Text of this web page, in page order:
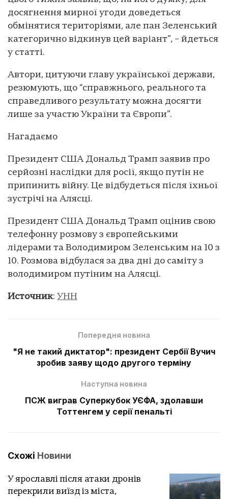
досягнення мирної угоди доведеться
обмінятися територіями, але пан Зеленський
категорично відкинув цей варіант”, – йдеться
у статті.
Автори, цитуючи главу української держави,
резюмують, що “справжнього, реального та
справедливого результату можна досягти
лише за участю України та Європи”.
Нагадаємо
Президент США Дональд Трамп заявив про
серйозні наслідки для росії, якщо путін не
припинить війну. Це відбудеться після їхньої
зустрічі на Алясці.
Президент США Дональд Трамп оцінив свою
телефонну розмову з європейськими
лідерами та Володимиром Зеленським на 10 з
10. Розмова відбулася за два дні до саміту з
володимиром путіним на Алясці.
Источник: УНН
Попередня новина
"Я не такий диктатор": президент Сербії Вучич
зробив заяву щодо другого терміну
Наступна новина
ПСЖ виграв Суперкубок УЄФА, здолавши
Тоттенгем у серії пенальті
Схожі Новини
У ярославлі після атаки дронів
перекрили виїзд із міста,